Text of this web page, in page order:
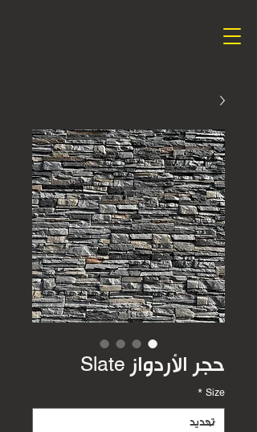
حجر الأردواز Slate
Size
*